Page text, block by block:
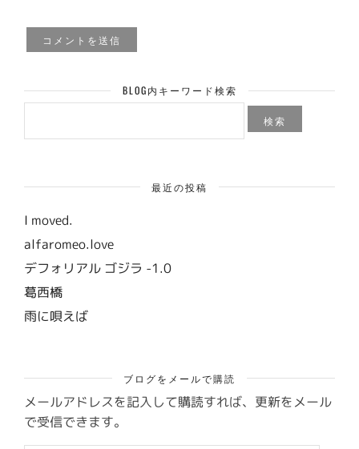
BLOG内キーワード検索
検
最近の投稿
I moved.
alfaromeo.love
デフォリアル ゴジラ -1.0
葛西橋
雨に唄えば
ブログをメールで購読
メールアドレスを記入して購読すれば、更新をメール
で受信できます。